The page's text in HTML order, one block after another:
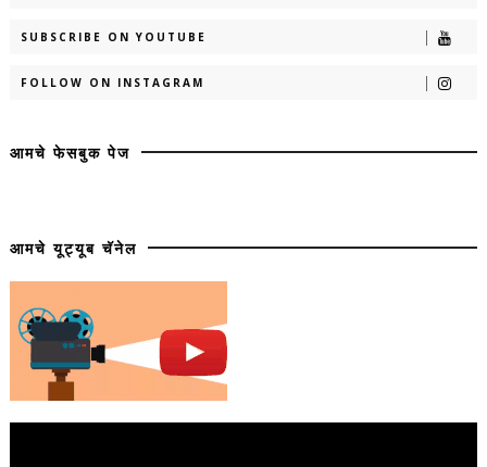
SUBSCRIBE ON YOUTUBE
FOLLOW ON INSTAGRAM
आमचे फेसबुक पेज
आमचे यूट्यूब चॅनेल